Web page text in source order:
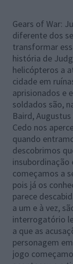
Gears of War:
diferente dos
transformar
história de
helicópteros a
cidade em
aprisionados e
soldados são,
Baird,
Cedo nos
quando
descobrimos
começamos a
pois já os
parece
a um e à vez,
interrogatório
a que as
personagem
jogo